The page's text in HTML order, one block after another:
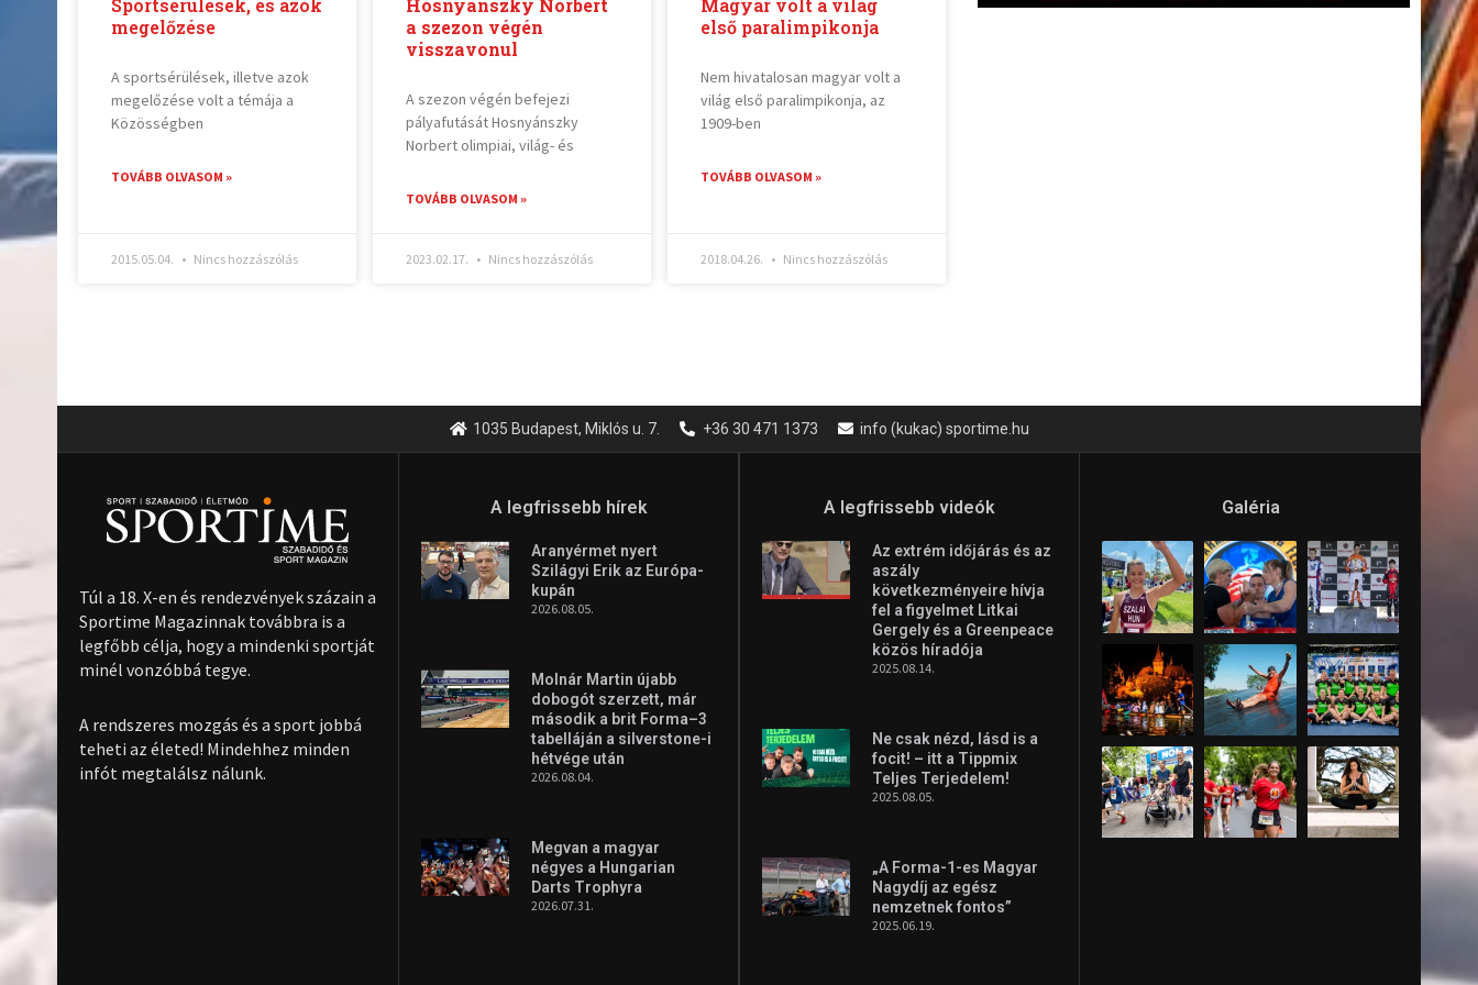
Sportsérülések, és azok
megelőzése
A sportsérülések, illetve azok
megelőzése volt a témája a
Közösségben
TOVÁBB OLVASOM »
2015.05.04. Nincs hozzászólás
Hosnyánszky Norbert
a szezon végén
visszavonul
A szezon végén befejezi
pályafutását Hosnyánszky
Norbert olimpiai, világ- és
TOVÁBB OLVASOM »
2023.02.17. Nincs hozzászólás
Magyar volt a világ
első paralimpikonja
Nem hivatalosan magyar volt a
világ első paralimpikonja, az
1909-ben
TOVÁBB OLVASOM »
2018.04.26. Nincs hozzászólás
1035 Budapest, Miklós u. 7. +36 30 471 1373 info (kukac) sportime.hu
Túl a 18. X-en és rendezvények százain a
Sportime Magazinnak továbbra is a
legfőbb célja, hogy a mindenki sportját
minél vonzóbbá tegye.
A rendszeres mozgás és a sport jobbá
teheti az életed! Mindehhez minden
infót megtalálsz nálunk.
A legfrissebb hírek
Aranyérmet nyert
Szilágyi Erik az Európa-
kupán
2026.08.05.
Molnár Martin újabb
dobogót szerzett, már
második a brit Forma–3
tabelláján a silverstone-i
hétvége után
2026.08.04.
Megvan a magyar
négyes a Hungarian
Darts Trophyra
2026.07.31.
A legfrissebb videók
Az extrém időjárás és az
aszály
következményeire hívja
fel a figyelmet Litkai
Gergely és a Greenpeace
közös híradója
2025.08.14.
Ne csak nézd, lásd is a
focit! – itt a Tippmix
Teljes Terjedelem!
2025.08.05.
„A Forma-1-es Magyar
Nagydíj az egész
nemzetnek fontos”
2025.06.19.
Galéria